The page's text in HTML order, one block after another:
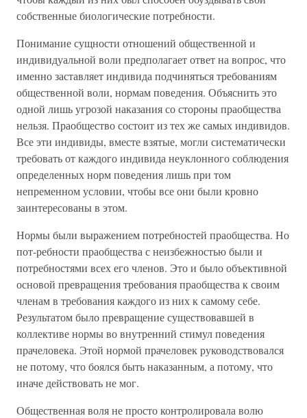
собственные биологические потребности.
Понимание сущности отношений общественной и
индивидуальной воли предполагает ответ на вопрос, что
именно заставляет индивида подчиняться требованиям
общественной воли, нормам поведения. Объяснить это
одной лишь угрозой наказания со стороны праобщества
нельзя. Праобщество состоит из тех же самых индивидов.
Все эти индивиды, вместе взятые, могли систематически
требовать от каждого индивида неуклонного соблюдения
определенных норм поведения лишь при том
непременном условии, чтобы все они были кровно
заинтересованы в этом.
Нормы были выражением потребностей праобщества. Но
пот-ребности праобщества с неизбежностью были и
потребностями всех его членов. Это и было объективной
основой превращения требования праобщества к своим
членам в требования каждого из них к самому себе.
Результатом было превращение существовавшей в
коллективе нормы во внутренний стимул поведения
прачеловека. Этой нормой прачеловек руководствовался
не потому, что боялся быть наказанным, а потому, что
иначе действовать не мог.
Общественная воля не просто контролировала волю